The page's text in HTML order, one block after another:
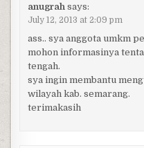
anugrah says:
July 12, 2013 at 2:09 pm
ass.. sya anggota umkm
mohon informasinya
tengah.
sya ingin membantu
wilayah kab. semarang.
terimakasih